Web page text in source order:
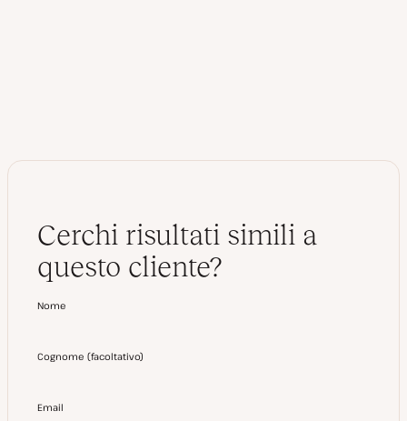
Cerchi risultati simili a
questo cliente?
Nome
Cognome (facoltativo)
Email